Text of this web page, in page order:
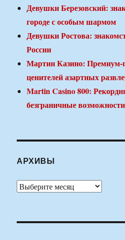
Девушки Березовский:
городе с особым шармом
Девушки Ростова:
России
Мартин Казино: Премиум-
ценителей азартных
Martin Casino 800:
безграничные
АРХИВЫ
Архивы